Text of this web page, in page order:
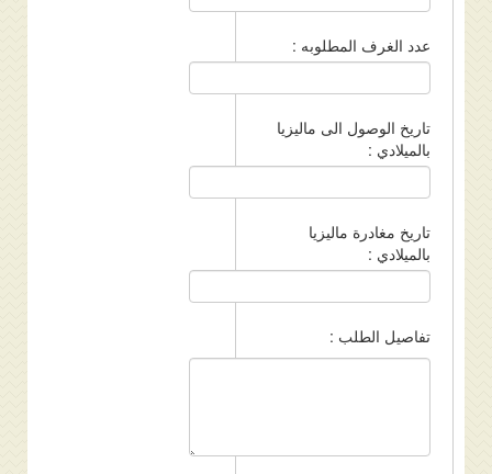
عدد الغرف المطلوبه :
تاريخ الوصول الى ماليزيا
بالميلادي :
تاريخ مغادرة ماليزيا
بالميلادي :
تفاصيل الطلب :